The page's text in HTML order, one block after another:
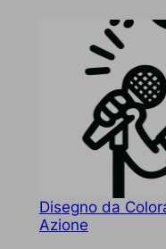
Disegno da
Azione